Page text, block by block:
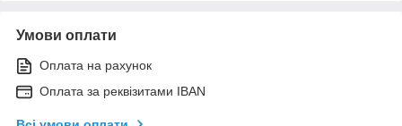
Умови оплати
Оплата на рахунок
Оплата за реквізитами IBAN